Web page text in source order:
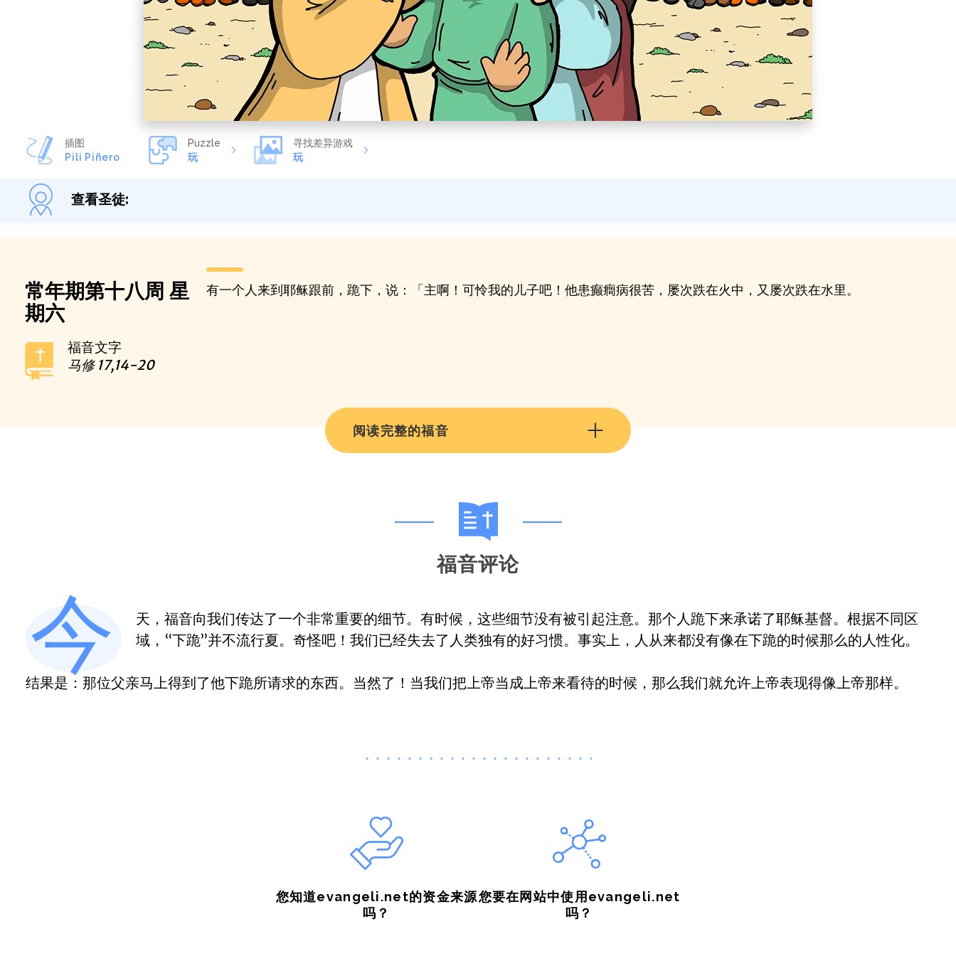
插图
Pili Piñero
Puzzle
玩
寻找差异游戏
玩
查看圣徒:
常年期第十八周 星
期六
福音文字
马修 17,14-20
有一个人来到耶稣跟前，跪下，说：「主啊！可怜我的儿子吧！他患癫癎病很苦，屡次跌在火中，又屡次跌在水里。
阅读完整的福音
福音评论
今
天，福音向我们传达了一个非常重要的细节。有时候，这些细节没有被引起注意。那个人跪下来承诺了耶稣基督。根据不同区
域，“下跪”并不流行夏。奇怪吧！我们已经失去了人类独有的好习惯。事实上，人从来都没有像在下跪的时候那么的人性化。
结果是：那位父亲马上得到了他下跪所请求的东西。当然了！当我们把上帝当成上帝来看待的时候，那么我们就允许上帝表现得像上帝那样。
您知道evangeli.net的资金来源
吗？
您要在网站中使用evangeli.net
吗？